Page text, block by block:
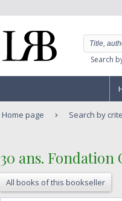
Search
Home page Search by
‎30 ans.
All books of this bookseller